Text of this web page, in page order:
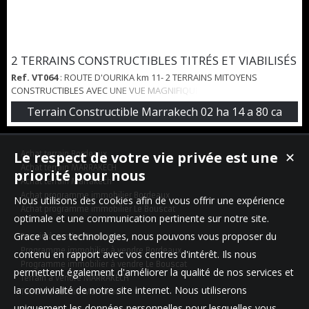
2 TERRAINS CONSTRUCTIBLES TITRÉS ET VIABILISÉS
Ref. VT064: ROUTE D'OURIKA km 11- 2 TERRAINS MITOYENS
CONSTRUCTIBLES AVEC UNE VUE MAGNIFIQUE SUR L'ATLAS. Chaque
terrain mesure 10740 M2 soit un total de 21480 M2. Ils sont titrés,
viabilisés et avec eau/éléctricité. Sur un terrain se trouve une jolie
petite maison. Honoraires agence: 2.5% HT charge vendeur 2.5% HT
Terrain Constructible Marrakech 02 ha 14 a 80 ca
Achat terrain Bordeaux
Achat terrain MARRAKECH
Achat terrain Marrakech
Achat programme immobilier Bordeaux
Achat programme immobilier Le Bouscat
Terrain à vendre Bordeaux
Programme immobilier à vendre Bordeaux
Programme immobilier à vendre Le Bouscat
Terrain à vendre MARRAKECH
Terrain à vendre Marrakech
✕
Le respect de votre vie privée est une
priorité pour nous
Nous utilisons des cookies afin de vous offrir une expérience
optimale et une communication pertinente sur notre site.
Grace à ces technologies, nous pouvons vous proposer du
contenu en rapport avec vos centres d'intérêt. Ils nous
permettent également d'améliorer la qualité de nos services et
la convivialité de notre site internet. Nous utiliserons